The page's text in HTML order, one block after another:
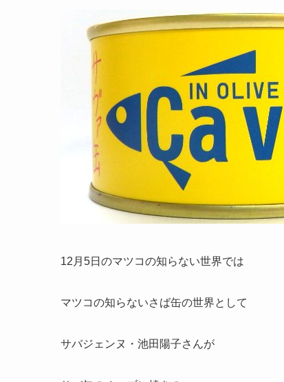
12月5日のマツコの知らない世界では
マツコの知らないさば缶の世界として
サバジェンヌ・池田陽子さんが